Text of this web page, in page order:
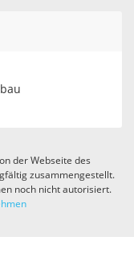
der Webseite des
zusammengestellt.
noch nicht autorisiert.